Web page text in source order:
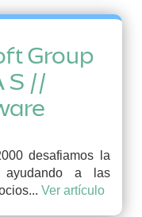
Group
S //
desafiamos la
ayudando a las
Ver artículo